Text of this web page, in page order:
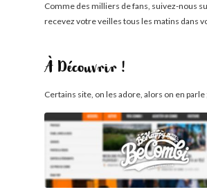
Comme des milliers de fans, suivez-nous
recevez votre veilles tous les matins dans
À Découvrir !
Certains site, on les adore, alors on en parle